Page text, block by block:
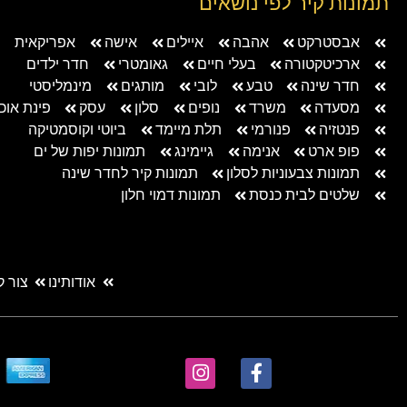
אבסטרקט אהבה איילים אישה
אפריקאית
ארכיטקטורה
בעלי חיים גאומטרי
חדר ילדים
חדר שינה
טבע לובי מותגים
מינמליסטי
מסעדה
משרד נופים סלון עסק
פינת
פנטזיה
פנורמי תלת מיימד
ביוטי וקוסמטיקה
פופ ארט
אנימה גיימינג
תמונות יפות של ים
תמונות צבעוניות לסלון
תמונות קיר לחדר שינה
שלטים לבית כנסת
תמונות דמוי חלון
אודותינו